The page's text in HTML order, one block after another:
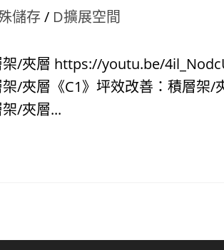
儲存/ D擴展空間
架/夾層 https://youtu.be/
架/夾層《C1》坪效改善：積層架
架/夾層...